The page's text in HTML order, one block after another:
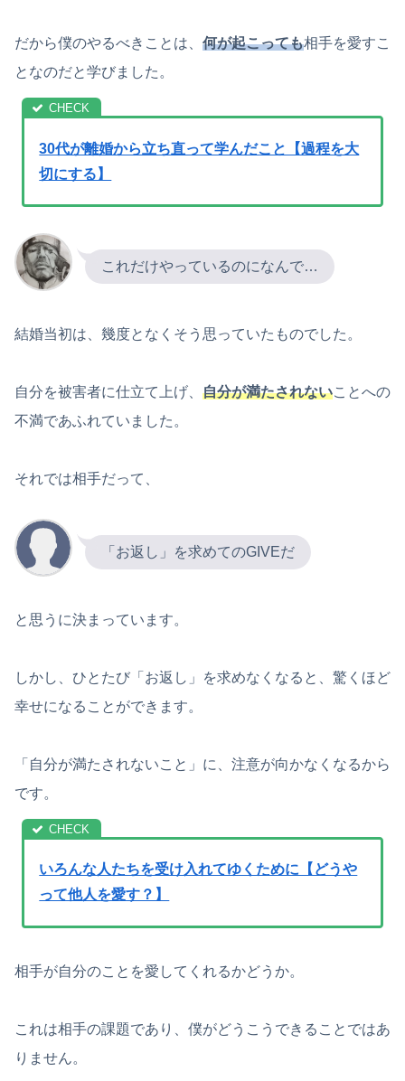
だから僕のやるべきことは、 何が起こっても相手を愛すこ
となのだと学びました。
30代が離婚から立ち直って学んだこと【過程を大
切にする】
これだけやっているのになんで…
結婚当初は、幾度となくそう思っていたものでした。
自分を被害者に仕立て上げ、 自分が満たされないことへの
不満であふれていました。
それでは相手だって、
「お返し」を求めてのGIVEだ
と思うに決まっています。
しかし、ひとたび「お返し」を求めなくなると、驚くほど
幸せになることができます。
「自分が満たされないこと」に、注意が向かなくなるから
です。
いろんな人たちを受け入れてゆくために【どうや
って他人を愛す？】
相手が自分のことを愛してくれるかどうか。
これは相手の課題であり、僕がどうこうできることではあ
りません。